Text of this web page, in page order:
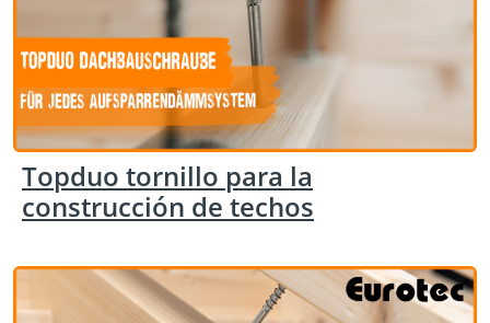
Topduo tornillo para la
construcción de techos